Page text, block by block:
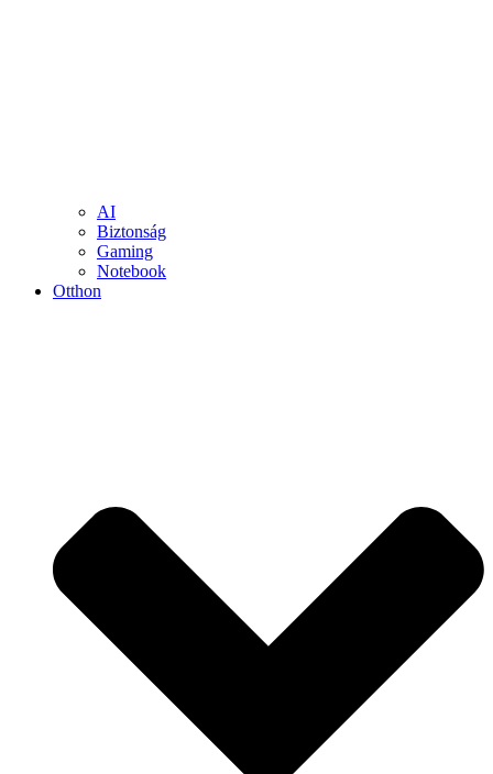
AI
Biztonság
Gaming
Notebook
Otthon